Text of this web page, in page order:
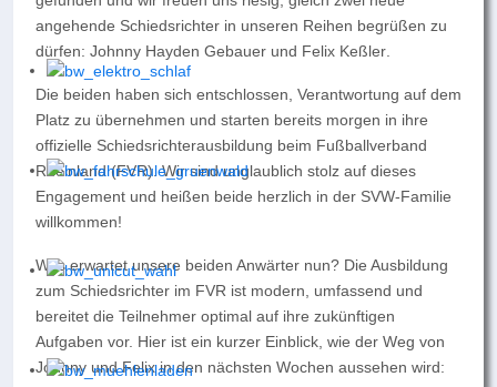
angehende Schiedsrichter in unseren Reihen begrüßen zu
dürfen: Johnny Hayden Gebauer und Felix Keßler
Die beiden haben sich entschlossen, Verantwortung auf dem
Platz zu übernehmen und starten bereits morgen in ihre
offizielle Schiedsrichterausbildung beim Fußballverband
Rheinland (FVR). Wir sind unglaublich stolz auf dieses
Engagement und heißen beide herzlich in der SVW-Familie
willkommen!
Was erwartet unsere beiden Anwärter nun? Die Ausbildung
zum Schiedsrichter im FVR ist modern, umfassend und
bereitet die Teilnehmer optimal auf ihre zukünftigen
Aufgaben vor. Hier ist ein kurzer Einblick, wie der Weg von
Johnny und Felix in den nächsten Wochen aussehen wird: